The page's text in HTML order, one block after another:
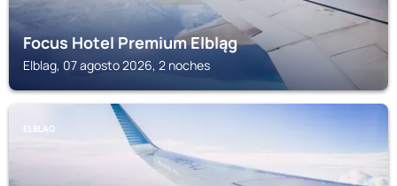
Focus Hotel Premium Elbląg
Elblag, 07 agosto 2026, 2 noches
ELBLAG